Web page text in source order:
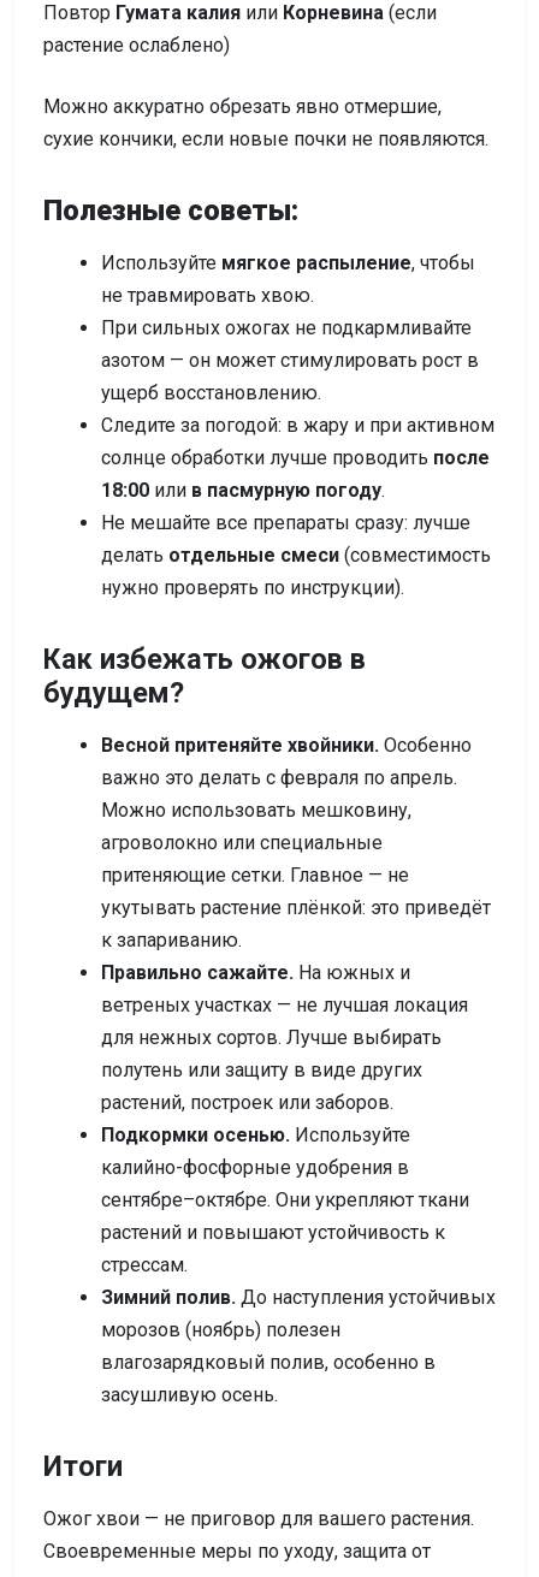
Повтор Гумата калия или Корневина (если
растение ослаблено)
Можно аккуратно обрезать явно отмершие,
сухие кончики, если новые почки не появляются.
Полезные советы:
Используйте мягкое распыление, чтобы
не травмировать хвою.
При сильных ожогах не подкармливайте
азотом — он может стимулировать рост в
ущерб восстановлению.
Следите за погодой: в жару и при активном
солнце обработки лучше проводить после
18:00 или в пасмурную погоду.
Не мешайте все препараты сразу: лучше
делать отдельные смеси (совместимость
нужно проверять по инструкции).
Как избежать ожогов в
будущем?
Весной притеняйте хвойники. Особенно
важно это делать с февраля по апрель.
Можно использовать мешковину,
агроволокно или специальные
притеняющие сетки. Главное — не
укутывать растение плёнкой: это приведёт
к запариванию.
Правильно сажайте. На южных и
ветреных участках — не лучшая локация
для нежных сортов. Лучше выбирать
полутень или защиту в виде других
растений, построек или заборов.
Подкормки осенью. Используйте
калийно-фосфорные удобрения в
сентябре–октябре. Они укрепляют ткани
растений и повышают устойчивость к
стрессам.
Зимний полив. До наступления устойчивых
морозов (ноябрь) полезен
влагозарядковый полив, особенно в
засушливую осень.
Итоги
Ожог хвои — не приговор для вашего растения.
Своевременные меры по уходу, защита от